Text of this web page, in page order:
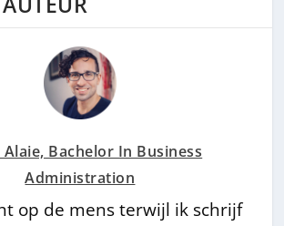
Alaie, Bachelor In Business
Administration
op de mens terwijl ik schrijf